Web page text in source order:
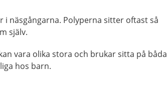
i näsgångarna. Polyperna sitter oftast så
själv.
vara olika stora och brukar sitta på båda
hos barn.